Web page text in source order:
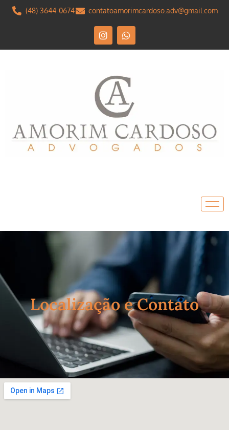
(48) 3644-0674 contatoamorimcardoso.adv@gmail.com
Localização e Contato